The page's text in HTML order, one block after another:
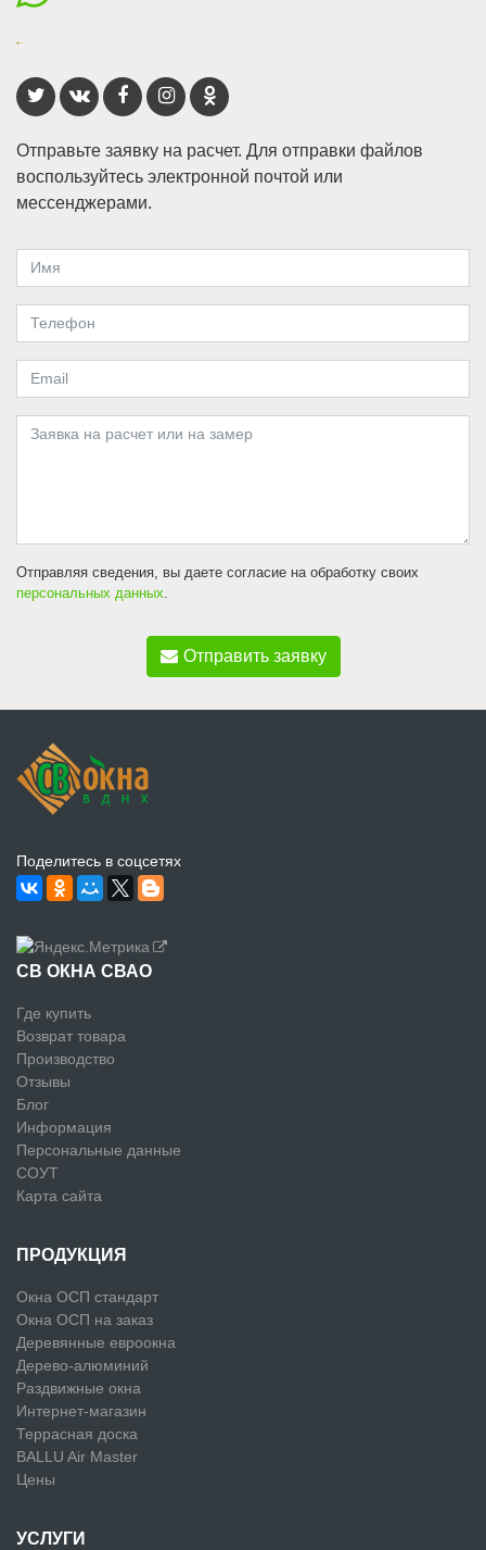
Отправьте заявку на расчет. Для отправки файлов
воспользуйтесь электронной почтой или
мессенджерами.
Отправляя сведения, вы даете согласие на обработку своих
персональных данных
Отправить заявку
Поделитесь в соцсетях
СВ ОКНА СВАО
Где купить
Возврат товара
Производство
Отзывы
Блог
Информация
Персональные данные
СОУТ
Карта сайта
ПРОДУКЦИЯ
Окна ОСП стандарт
Окна ОСП на заказ
Деревянные евроокна
Дерево-алюминий
Раздвижные окна
Интернет-магазин
Террасная доска
BALLU Air Master
Цены
УСЛУГИ